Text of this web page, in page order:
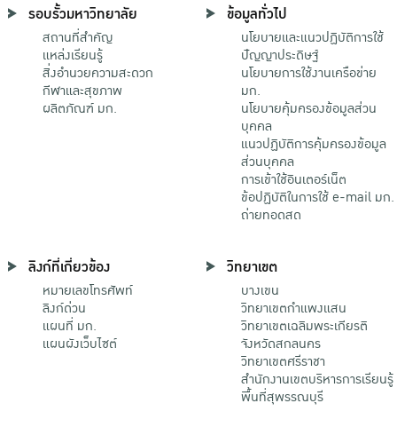
รอบรั้วมหาวิทยาลัย
สถานที่สำคัญ
แหล่งเรียนรู้
สิ่งอำนวยความสะดวก
กีฬาและสุขภาพ
ผลิตภัณฑ์ มก.
ข้อมูลทั่วไป
นโยบายและแนวปฏิบัติการใช้
ปัญญาประดิษฐ์
นโยบายการใช้งานเครือข่าย
มก.
นโยบายคุ้มครองข้อมูลส่วน
บุคคล
แนวปฏิบัติการคุ้มครองข้อมูล
ส่วนบุคคล
การเข้าใช้อินเตอร์เน็ต
ข้อปฏิบัติในการใช้ e-mail มก.
ถ่ายทอดสด
ลิงก์ที่เกี่ยวข้อง
หมายเลขโทรศัพท์
ลิงก์ด่วน
แผนที่ มก.
แผนผังเว็บไซต์
วิทยาเขต
บางเขน
วิทยาเขตกําแพงแสน
วิทยาเขตเฉลิมพระเกียรติ
จังหวัดสกลนคร
วิทยาเขตศรีราชา
สำนักงานเขตบริหารการเรียนรู้
พื้นที่สุพรรณบุรี